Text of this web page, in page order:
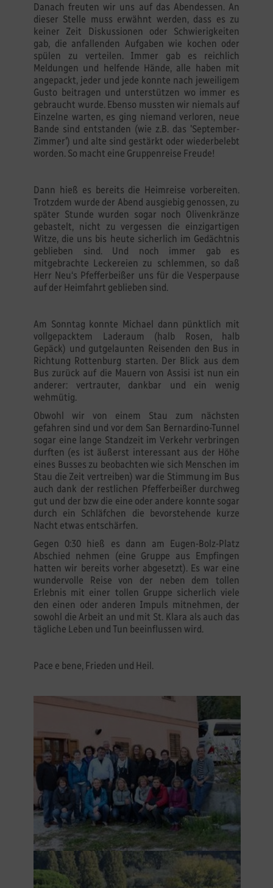
Danach freuten wir uns auf das Abendessen. An
dieser Stelle muss erwähnt werden, dass es zu
keiner Zeit Diskussionen oder Schwierigkeiten
gab, die anfallenden Aufgaben wie kochen oder
spülen zu verteilen. Immer gab es reichlich
Meldungen und helfende Hände, alle haben mit
angepackt, jeder und jede konnte nach jeweiligem
Gusto beitragen und unterstützen wo immer es
gebraucht wurde. Ebenso mussten wir niemals auf
Einzelne warten, es ging niemand verloren, neue
Bande sind entstanden (wie z.B. das 'September-
Zimmer') und alte sind gestärkt oder wiederbelebt
worden. So macht eine Gruppenreise Freude!
Dann hieß es bereits die Heimreise vorbereiten.
Trotzdem wurde der Abend ausgiebig genossen, zu
später Stunde wurden sogar noch Olivenkränze
gebastelt, nicht zu vergessen die einzigartigen
Witze, die uns bis heute sicherlich im Gedächtnis
geblieben sind. Und noch immer gab es
mitgebrachte Leckereien zu schlemmen, so daß
Herr Neu‘s Pfefferbeißer uns für die Vesperpause
auf der Heimfahrt geblieben sind.
Am Sonntag konnte Michael dann pünktlich mit
vollgepacktem Laderaum (halb Rosen, halb
Gepäck) und gutgelaunten Reisenden den Bus in
Richtung Rottenburg starten. Der Blick aus dem
Bus zurück auf die Mauern von Assisi ist nun ein
anderer: vertrauter, dankbar und ein wenig
wehmütig.
Obwohl wir von einem Stau zum nächsten
gefahren sind und vor dem San Bernardino-Tunnel
sogar eine lange Standzeit im Verkehr verbringen
durften (es ist äußerst interessant aus der Höhe
eines Busses zu beobachten wie sich Menschen im
Stau die Zeit vertreiben) war die Stimmung im Bus
auch dank der restlichen Pfefferbeißer durchweg
gut und der bzw die eine oder andere konnte sogar
durch ein Schläfchen die bevorstehende kurze
Nacht etwas entschärfen.
Gegen 0:30 hieß es dann am Eugen-Bolz-Platz
Abschied nehmen (eine Gruppe aus Empfingen
hatten wir bereits vorher abgesetzt). Es war eine
wundervolle Reise von der neben dem tollen
Erlebnis mit einer tollen Gruppe sicherlich viele
den einen oder anderen Impuls mitnehmen, der
sowohl die Arbeit an und mit St. Klara als auch das
tägliche Leben und Tun beeinflussen wird.
Pace e bene, Frieden und Heil.